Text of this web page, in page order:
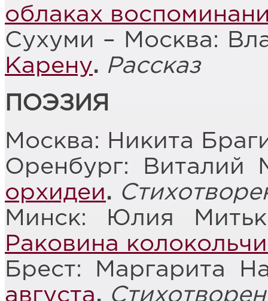
облаках
Сухуми – Москва:
Карену. Рассказ
ПОЭЗИЯ
Москва: Никита
Оренбург: Виталий
орхидеи.
Минск: Юлия
Раковина
Брест: Маргарита
августа.